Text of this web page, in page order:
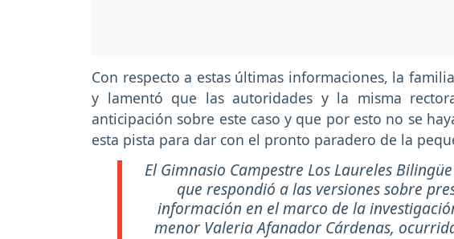
Con respecto a estas últimas informaciones, la
y lamentó que las autoridades y la misma
anticipación sobre este caso y que por esto no se
esta pista para dar con el pronto paradero de la
El Gimnasio Campestre Los Laureles
que respondió a las versiones sobre
información en el marco de la
menor Valeria Afanador Cárdenas,